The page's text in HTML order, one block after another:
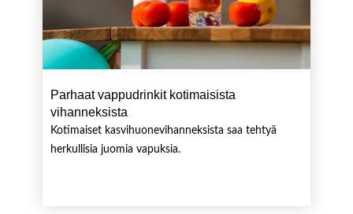
Parhaat vappudrinkit kotimaisista
vihanneksista
Kotimaiset kasvihuonevihanneksista saa tehtyä
herkullisia juomia vapuksia.